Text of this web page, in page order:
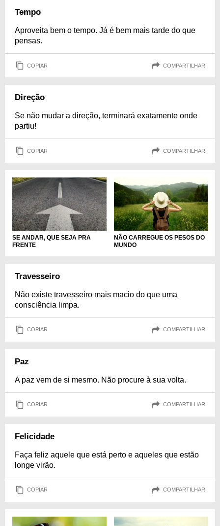
Tempo
Aproveita bem o tempo. Já é bem mais tarde do que
pensas.
COPIAR COMPARTILHAR
Direção
Se não mudar a direção, terminará exatamente onde
partiu!
COPIAR COMPARTILHAR
SE ANDAR, QUE SEJA PRA
FRENTE
NÃO CARREGUE OS PESOS DO
MUNDO
Travesseiro
Não existe travesseiro mais macio do que uma
consciência limpa.
COPIAR COMPARTILHAR
Paz
A paz vem de si mesmo. Não procure à sua volta.
COPIAR COMPARTILHAR
Felicidade
Faça feliz aquele que está perto e aqueles que estão
longe virão.
COPIAR COMPARTILHAR